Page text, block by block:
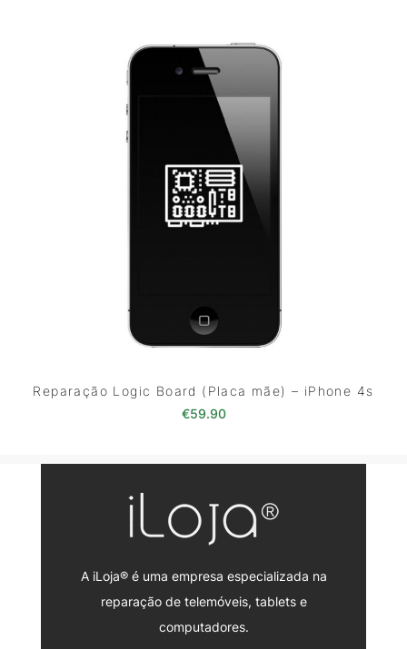
Reparação Logic Board (Placa mãe) – iPhone 4s
€59.90
A iLoja® é uma empresa especializada na
reparação de telemóveis, tablets e
computadores.